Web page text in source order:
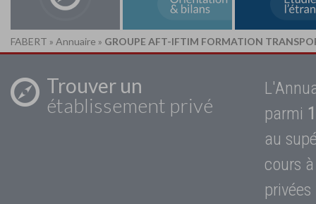
FABERT » Annuaire » GROUPE AFT-IFTIM FORMATION
Trouver un
établissement privé
parmi
au
cours